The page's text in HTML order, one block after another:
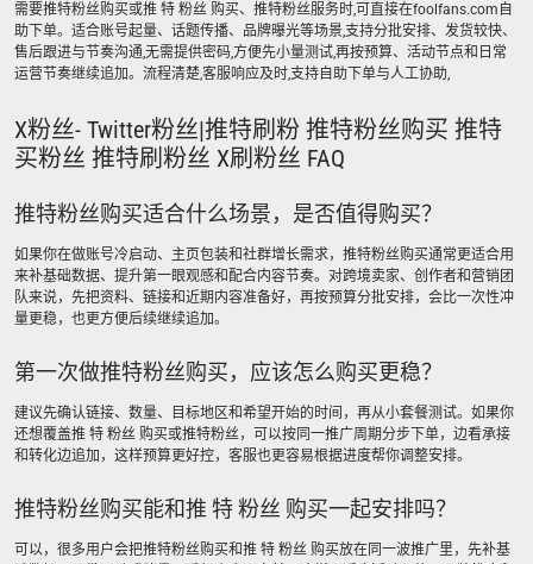
需要推特粉丝购买或推 特 粉丝 购买、推特粉丝服务时,可直接在foolfans.com自
助下单。适合账号起量、话题传播、品牌曝光等场景,支持分批安排、发货较快、
售后跟进与节奏沟通,无需提供密码,方便先小量测试,再按预算、活动节点和日常
运营节奏继续追加。流程清楚,客服响应及时,支持自助下单与人工协助,
X粉丝- Twitter粉丝|推特刷粉 推特粉丝购买 推特
买粉丝 推特刷粉丝 X刷粉丝 FAQ
推特粉丝购买适合什么场景，是否值得购买？
如果你在做账号冷启动、主页包装和社群增长需求，推特粉丝购买通常更适合用
来补基础数据、提升第一眼观感和配合内容节奏。对跨境卖家、创作者和营销团
队来说，先把资料、链接和近期内容准备好，再按预算分批安排，会比一次性冲
量更稳，也更方便后续继续追加。
第一次做推特粉丝购买，应该怎么购买更稳？
建议先确认链接、数量、目标地区和希望开始的时间，再从小套餐测试。如果你
还想覆盖推 特 粉丝 购买或推特粉丝，可以按同一推广周期分步下单，边看承接
和转化边追加，这样预算更好控，客服也更容易根据进度帮你调整安排。
推特粉丝购买能和推 特 粉丝 购买一起安排吗？
可以，很多用户会把推特粉丝购买和推 特 粉丝 购买放在同一波推广里，先补基